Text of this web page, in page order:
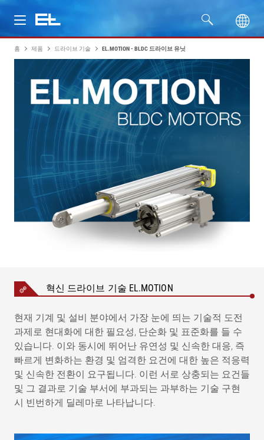
제품
산업
서비스
홈 제품 드라이브 기술 EL.MOTION - BLDC 드라이브 유닛
혁신 드라이브 기술 EL.MOTION
현재 기계 및 설비 분야에서 가장 눈에 띄는 기술적 도전
과제로 현대화에 대한 필요성, 단순화 및 표준화를 들 수
있습니다. 이와 동시에 뛰어난 유연성 및 신속한 대응, 즉
빠르게 변화하는 환경 및 엄격한 요건에 대한 높은 적응력
및 신속한 전환이 요구됩니다. 이런 서로 상충되는 요건들
및 그 결과로 기술 부서에 부과되는 과부하는 기술 구현
시 빈번하게 딜레마로 나타납니다.